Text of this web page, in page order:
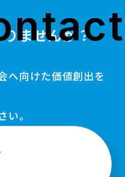
ませんか？
へ向けた価値創出を
。